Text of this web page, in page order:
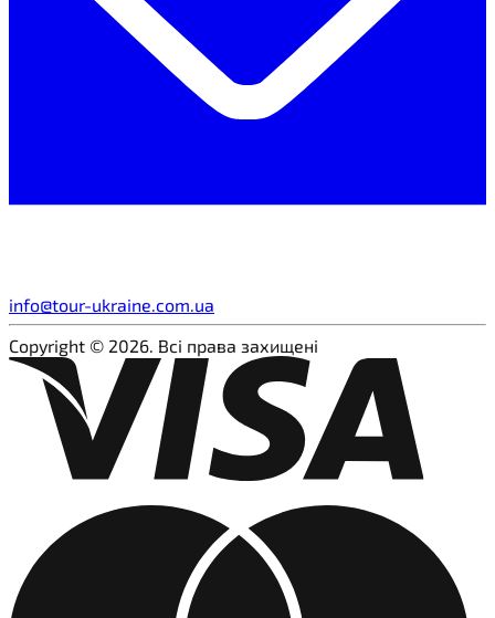
info@tour-ukraine.com.ua
Copyright © 2026. Всі права захищені